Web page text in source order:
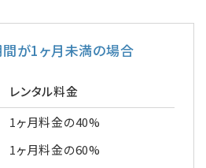
間が1ヶ月未満の場合
レンタル料金
1ヶ月料金の40%
1ヶ月料金の60%